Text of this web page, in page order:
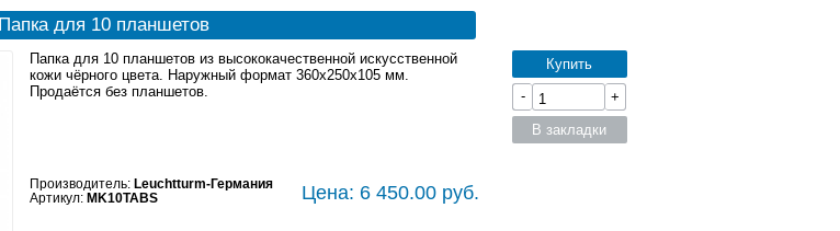
Папка для 10 планшетов
Папка для 10 планшетов из высококачественной искусственной
кожи чёрного цвета. Наружный формат 360x250x105 мм.
Продаётся без планшетов.
Производитель: Leuchtturm-Германия
Артикул: MK10TABS Цена: 6 450.00 руб.
Купить
-
+
В закладки